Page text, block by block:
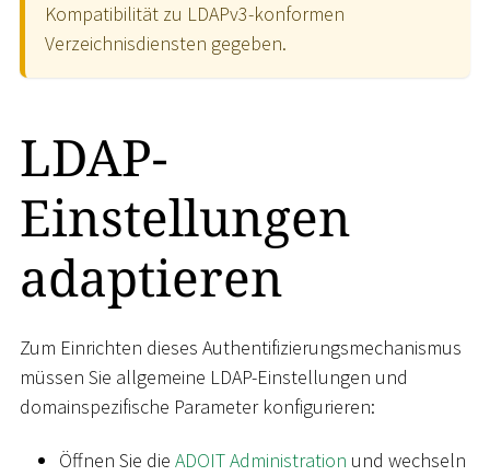
Kompatibilität zu LDAPv3-konformen
Verzeichnisdiensten gegeben.
LDAP-
Einstellungen
adaptieren
Zum Einrichten dieses Authentifizierungsmechanismus
müssen Sie allgemeine LDAP-Einstellungen und
domainspezifische Parameter konfigurieren:
Öffnen Sie die ADOIT Administration und wechseln